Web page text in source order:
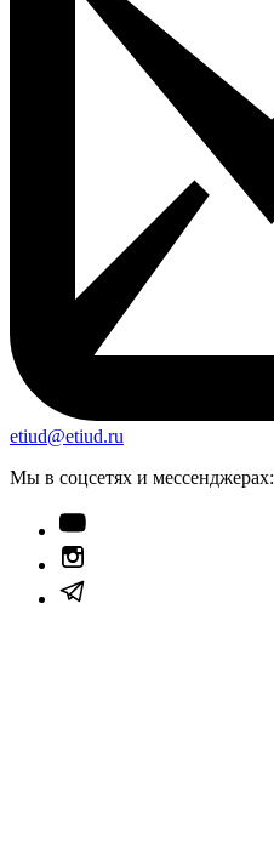
etiud@etiud.ru
Мы в соцсетях и мессенджерах: